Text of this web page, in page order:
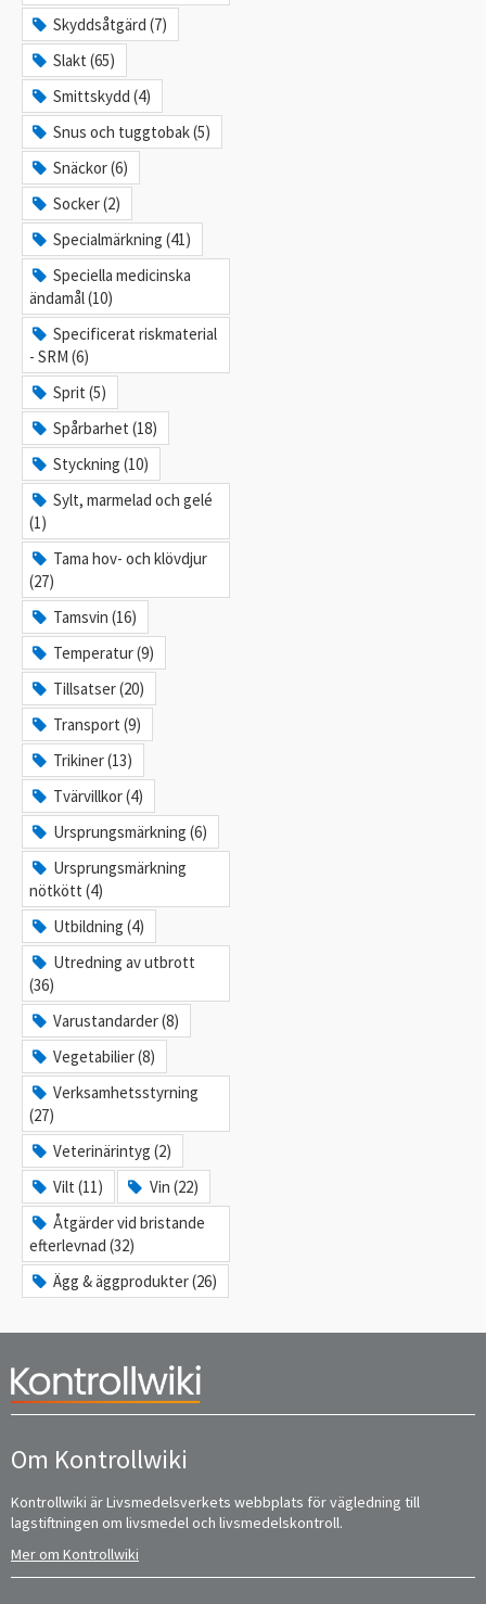
Skyddsåtgärd (7)
Slakt (65)
Smittskydd (4)
Snus och tuggtobak (5)
Snäckor (6)
Socker (2)
Specialmärkning (41)
Speciella medicinska
ändamål (10)
Specificerat riskmaterial
- SRM (6)
Sprit (5)
Spårbarhet (18)
Styckning (10)
Sylt, marmelad och gelé
(1)
Tama hov- och klövdjur
(27)
Tamsvin (16)
Temperatur (9)
Tillsatser (20)
Transport (9)
Trikiner (13)
Tvärvillkor (4)
Ursprungsmärkning (6)
Ursprungsmärkning
nötkött (4)
Utbildning (4)
Utredning av utbrott
(36)
Varustandarder (8)
Vegetabilier (8)
Verksamhetsstyrning
(27)
Veterinärintyg (2)
Vilt (11)
Vin (22)
Åtgärder vid bristande
efterlevnad (32)
Ägg & äggprodukter (26)
Om Kontrollwiki
Kontrollwiki är Livsmedelsverkets webbplats för vägledning till
lagstiftningen om livsmedel och livsmedelskontroll.
Mer om Kontrollwiki